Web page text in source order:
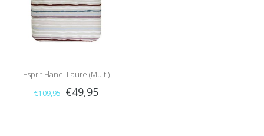
Esprit Flanel Laure (Multi)
€109,95 €49,95